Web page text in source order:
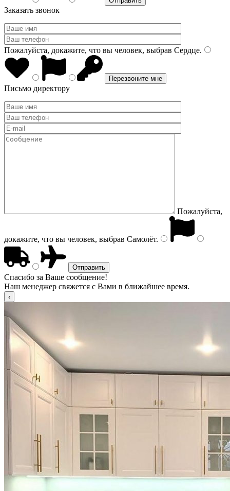
Заказать звонок
Пожалуйста, докажите, что вы человек, выбрав Сердце.
Письмо директору
Пожалуйста,
докажите, что вы человек, выбрав Самолёт.
Спасибо за Ваше сообщение!
Наш менеджер свяжется с Вами в ближайшее время.